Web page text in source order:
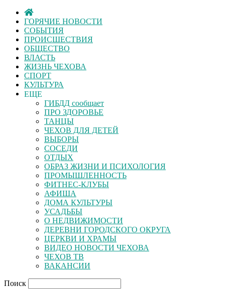
ГОРЯЧИЕ НОВОСТИ
СОБЫТИЯ
ПРОИСШЕСТВИЯ
ОБЩЕСТВО
ВЛАСТЬ
ЖИЗНЬ ЧЕХОВА
СПОРТ
КУЛЬТУРА
ЕЩЕ
ГИБДД сообщает
ПРО ЗДОРОВЬЕ
ТАНЦЫ
ЧЕХОВ ДЛЯ ДЕТЕЙ
ВЫБОРЫ
СОСЕДИ
ОТДЫХ
ОБРАЗ ЖИЗНИ И ПСИХОЛОГИЯ
ПРОМЫШЛЕННОСТЬ
ФИТНЕС-КЛУБЫ
АФИША
ДОМА КУЛЬТУРЫ
УСАДЬБЫ
О НЕДВИЖИМОСТИ
ДЕРЕВНИ ГОРОДСКОГО ОКРУГА
ЦЕРКВИ И ХРАМЫ
ВИДЕО НОВОСТИ ЧЕХОВА
ЧЕХОВ ТВ
ВАКАНСИИ
Поиск